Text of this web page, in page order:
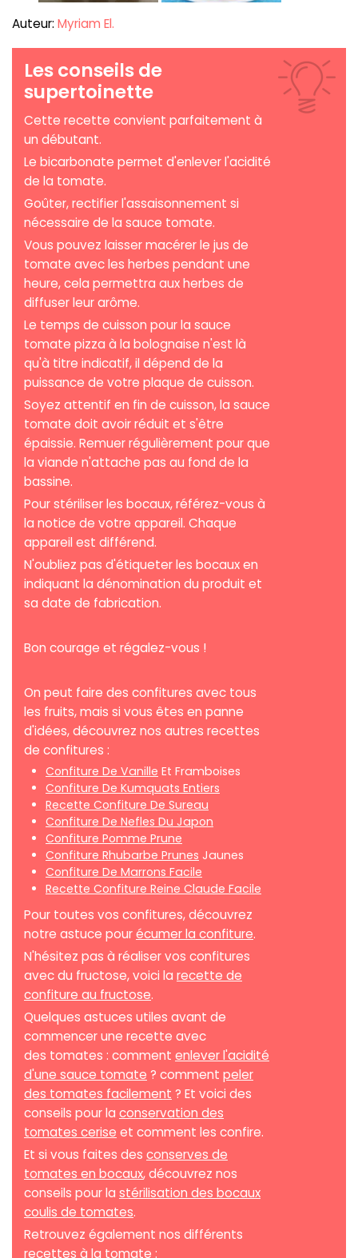
Auteur: Myriam El.
Les conseils de
supertoinette
Cette recette convient parfaitement à
un débutant.
Le bicarbonate permet d'enlever l'acidité
de la tomate.
Goûter, rectifier l'assaisonnement si
nécessaire de la sauce tomate.
Vous pouvez laisser macérer le jus de
tomate avec les herbes pendant une
heure, cela permettra aux herbes de
diffuser leur arôme.
Le temps de cuisson pour la sauce
tomate pizza à la bolognaise n'est là
qu'à titre indicatif, il dépend de la
puissance de votre plaque de cuisson.
Soyez attentif en fin de cuisson, la sauce
tomate doit avoir réduit et s'être
épaissie. Remuer régulièrement pour que
la viande n'attache pas au fond de la
bassine.
Pour stériliser les bocaux, référez-vous à
la notice de votre appareil. Chaque
appareil est différend.
N'oubliez pas d'étiqueter les bocaux en
indiquant la dénomination du produit et
sa date de fabrication.
Bon courage et régalez-vous !
On peut faire des confitures avec tous
les fruits, mais si vous êtes en panne
d'idées, découvrez nos autres recettes
de confitures :
Confiture De Vanille Et Framboises
Confiture De Kumquats Entiers
Recette Confiture De Sureau
Confiture De Nefles Du Japon
Confiture Pomme Prune
Confiture Rhubarbe Prunes Jaunes
Confiture De Marrons Facile
Recette Confiture Reine Claude Facile
Pour toutes vos confitures, découvrez
notre astuce pourécumer la confiture.
N'hésitez pas à réaliser vos confitures
avec du fructose, voici la recette de
confiture au fructose.
Quelques astuces utiles avant de
commencer une recette avec
des tomates : comment enlever l'acidité
d'une sauce tomate ? comment peler
des tomates facilement ? Et voici des
conseils pour la conservation des
tomates cerise et comment les confire.
Et si vous faites des conserves de
tomates en bocaux, découvrez nos
conseils pour la stérilisation des bocaux
coulis de tomates.
Retrouvez également nos différents
recettes à la tomate :